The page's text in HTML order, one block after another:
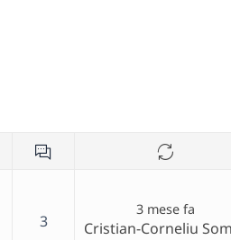
3
3 mese fa
Cristian-Corneliu